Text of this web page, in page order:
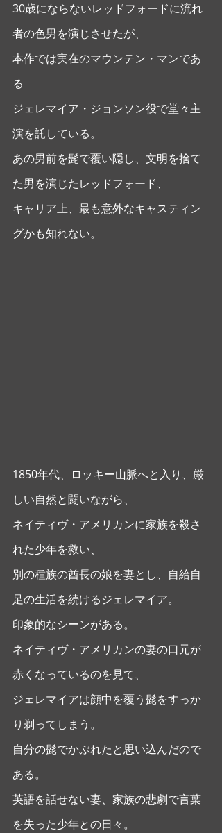
30歳にならないレッドフォードに流れ
者の色男を演じさせたが、
本作では実在のマウンテン・マンであ
る
ジェレマイア・ジョンソン役で堂々主
演を託している。
あの男前を髭で覆い隠し、文明を捨て
た男を演じたレッドフォード、
キャリア上、最も意外なキャスティン
グかも知れない。
1850年代、ロッキー山脈へと入り、厳
しい自然と闘いながら、
ネイティヴ・アメリカンに家族を殺さ
れた少年を救い、
別の種族の酋長の娘を妻とし、自給自
足の生活を続けるジェレマイア。
印象的なシーンがある。
ネイティヴ・アメリカンの妻の口元が
赤くなっているのを見て、
ジェレマイアは顔中を覆う髭をすっか
り剃ってしまう。
自分の髭でかぶれたと思い込んだので
ある。
英語を話せない妻、家族の悲劇で言葉
を失った少年との日々。